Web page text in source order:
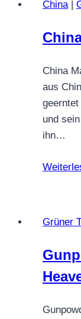
China |
China
aus
und
ihn…
Grüner